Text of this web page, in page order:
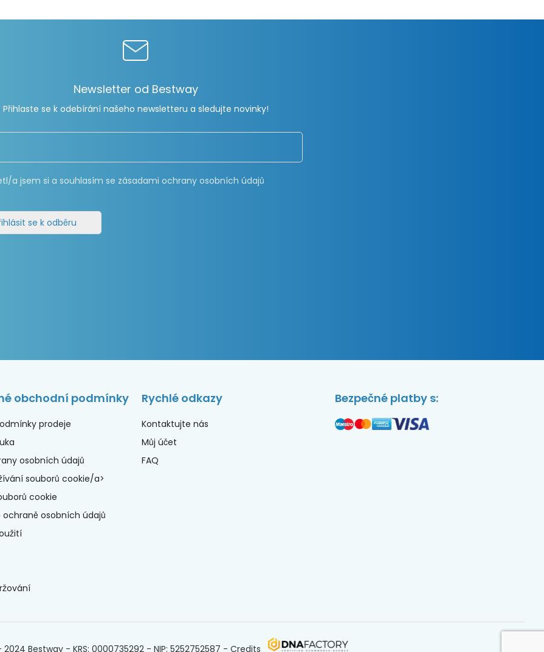
Newsletter od Bestway
Přihlaste se k odebírání našeho newsletteru a sledujte novinky!
a jsem si a souhlasím se zásadami ochrany osobních údajů
se k odběru
obchodní podmínky
prodeje
osobních údajů
souborů cookie/a>
cookie
ochraně osobních údajů
Rychlé odkazy
Kontaktujte nás
Můj účet
FAQ
Bezpečné platby s:
Bestway - KRS: 0000735292 - NIP: 5252752587 - Credits